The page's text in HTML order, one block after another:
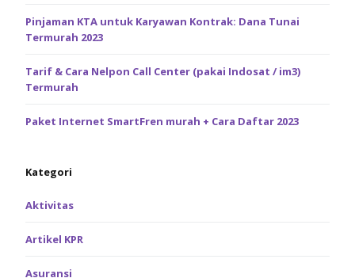
Pinjaman KTA untuk Karyawan Kontrak: Dana Tunai
Termurah 2023
Tarif & Cara Nelpon Call Center (pakai Indosat / im3)
Termurah
Paket Internet SmartFren murah + Cara Daftar 2023
Kategori
Aktivitas
Artikel KPR
Asuransi